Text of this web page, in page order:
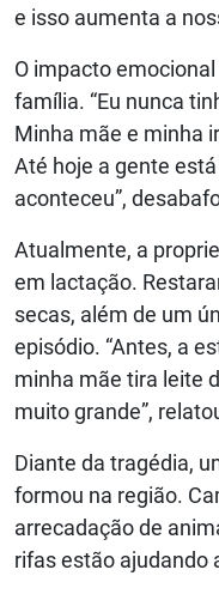
e isso aumenta a
O impacto
família. “Eu nunca
Minha mãe e minha
Até hoje a gente
aconteceu”,
Atualmente, a
em lactação.
secas, além de um
episódio. “Antes, a
minha mãe tira leite
muito grande”,
Diante da tragédia,
formou na região.
arrecadação de
rifas estão ajudando